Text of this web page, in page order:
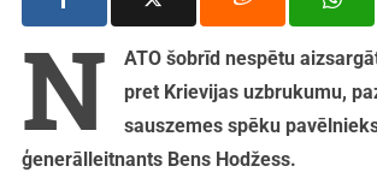
N
ATO šobrīd nespētu
pret Krievijas uzbrukumu,
sauszemes spēku
ģenerālleitnants Bens Hodžess.